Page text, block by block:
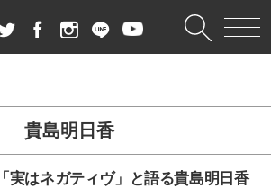
貴島明日香
「実はネガティヴ」と語る貴島明日香